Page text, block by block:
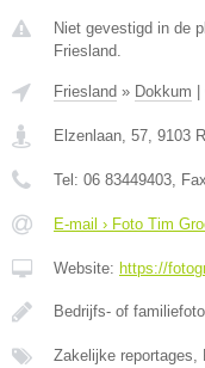
Niet gevestigd in de
Friesland.
Friesland » Dokkum
Elzenlaan, 57, 9103
Tel: 06 83449403,
E-mail › Foto Tim
Website: https://
Bedrijfs- of
Zakelijke reportages,